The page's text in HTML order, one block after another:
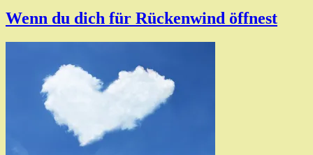
Wenn du dich für Rückenwind öffnest